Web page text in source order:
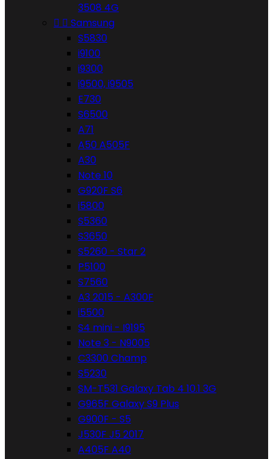
3508 4G
  Samsung
S5830
i9100
i9300
i9500, i9505
E730
S6500
A71
A50 A505F
A30
Note 10
G920F S6
i5800
S5360
S3650
S5260 - Star 2
P5100
S7560
A3 2015 - A300F
i5500
S4 mini - I9195
Note 3 - N9005
C3300 Champ
S5230
SM-T531 Galaxy Tab 4 10.1 3G
G965F Galaxy S9 Plus
G900F - S5
J530F J5 2017
A405F A40